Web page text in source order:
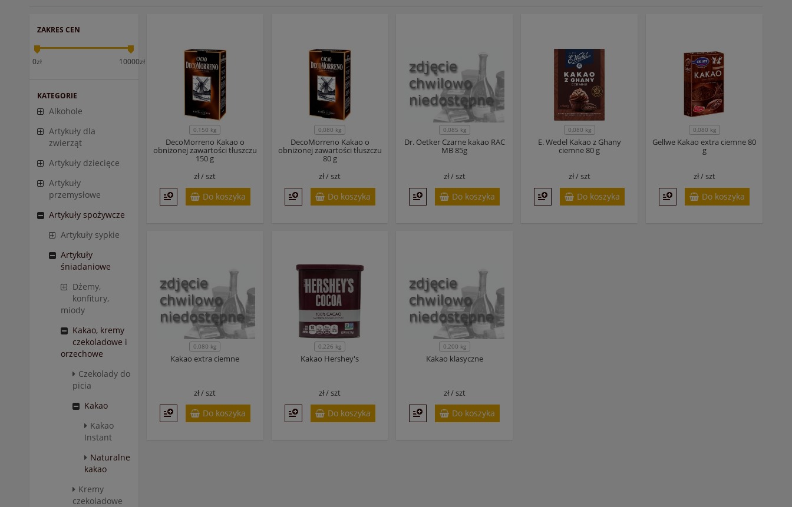
ZAKRES CEN
0zł 10000zł
KATEGORIE
Alkohole
Artykuły dla
zwierząt
Artykuły dziecięce
Artykuły
przemysłowe
Artykuły spożywcze
Artykuły sypkie
Artykuły
śniadaniowe
Dżemy,
konfitury,
miody
Kakao, kremy
czekoladowe i
orzechowe
Czekolady do
picia
Kakao
Kakao
Instant
Naturalne
kakao
Kremy
czekoladowe
0,150 kg
DecoMorreno Kakao o
obniżonej zawartości tłuszczu
150 g
zł /szt
Do koszyka
0,080 kg
DecoMorreno Kakao o
obniżonej zawartości tłuszczu
80 g
zł /szt
Do koszyka
0,085 kg
Dr. Oetker Czarne kakao RAC
MB 85g
zł /szt
Do koszyka
0,080 kg
E. Wedel Kakao z Ghany
ciemne 80 g
zł /szt
Do koszyka
0,080 kg
Gellwe Kakao extra ciemne 80
g
zł /szt
Do koszyka
0,080 kg
Kakao extra ciemne
zł /szt
Do koszyka
0,226 kg
Kakao Hershey's
zł /szt
Do koszyka
0,200 kg
Kakao klasyczne
zł /szt
Do koszyka